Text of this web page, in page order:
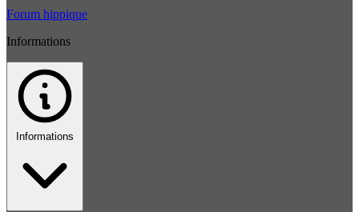
Forum hippique
Informations
Informations